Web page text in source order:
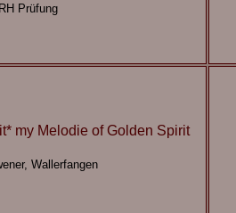
Prüfung
my Melodie of Golden Spirit
Wallerfangen